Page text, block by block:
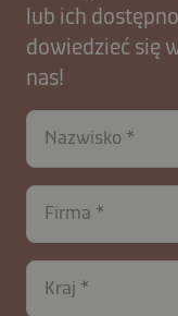
lub ich
dowiedzieć się
nas!
Nazwisko
contactPL-
B2B-
27970-
PXUDQgod
Firma
Kraj